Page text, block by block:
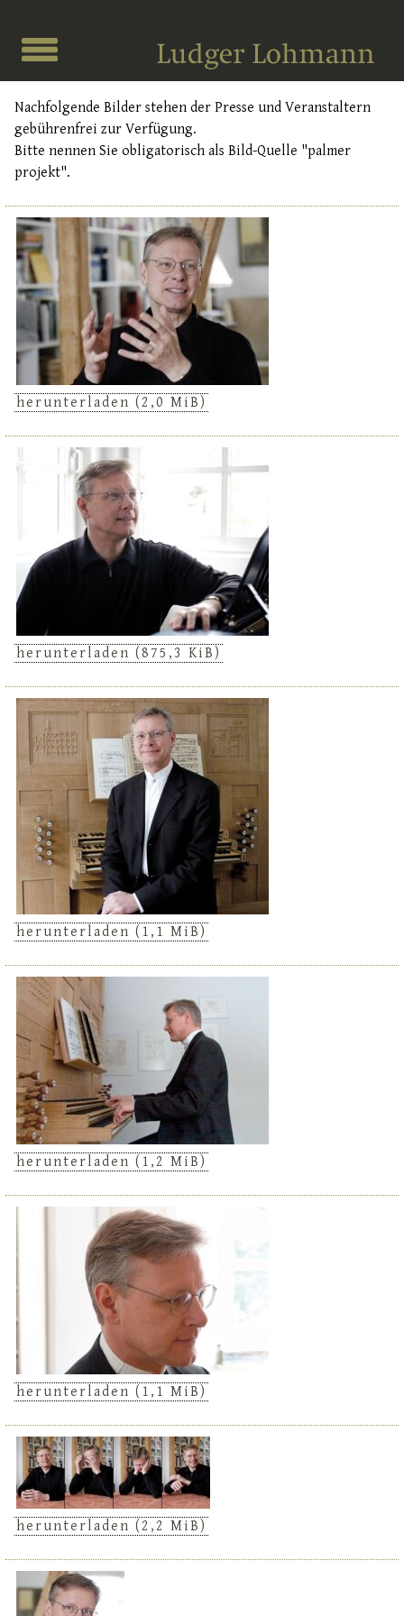
Nachfolgende Bilder stehen der Presse und Veranstaltern
gebührenfrei zur Verfügung.
Bitte nennen Sie obligatorisch als Bild-Quelle "palmer
projekt".
herunterladen (2,0 MiB)
herunterladen (875,3 KiB)
herunterladen (1,1 MiB)
herunterladen (1,2 MiB)
herunterladen (1,1 MiB)
herunterladen (2,2 MiB)